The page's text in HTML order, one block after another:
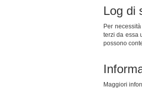
Log di
Per
terzi da essa
possono
Maggiori